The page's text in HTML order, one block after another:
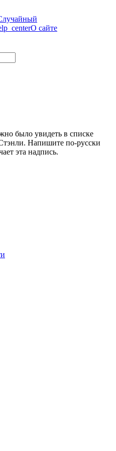
О сайте
было увидеть в списке
Напишите по-русски
эта надпись.